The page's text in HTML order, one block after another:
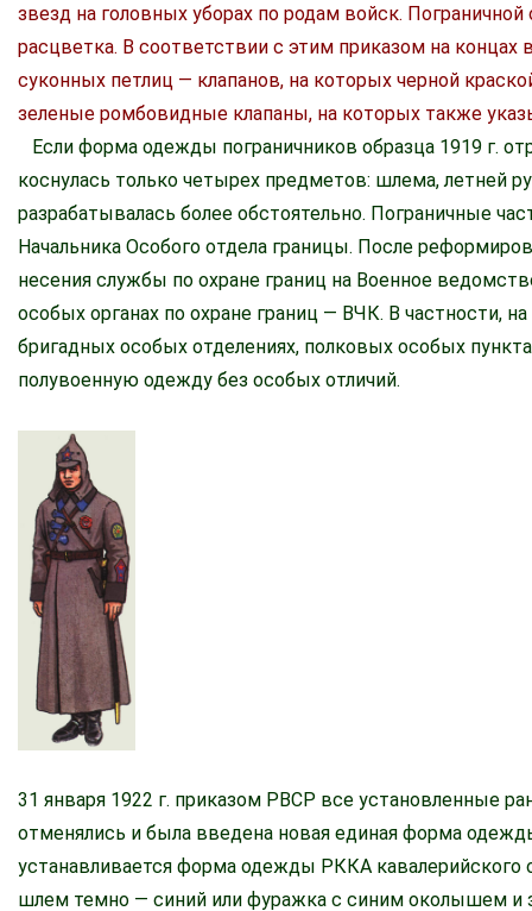
звезд на головных уборах по родам войск.
расцветка. В соответствии с этим приказом на
суконных петлиц — клапанов, на которых черной
зеленые ромбовидные клапаны, на которых также
Если форма одежды пограничников образца 1919 г.
коснулась только четырех предметов: шлема, летней
разрабатывалась более обстоятельно. Пограничные
Начальника Особого отдела границы. После
несения службы по охране границ на Военное
особых органах по охране границ — ВЧК. В частности,
бригадных особых отделениях, полковых особых
полувоенную одежду без особых отличий.
31 января 1922 г. приказом РВСР все установленные
отменялись и была введена новая единая форма
устанавливается форма одежды РККА кавалерийского
шлем темно — синий или фуражка с синим околышем и